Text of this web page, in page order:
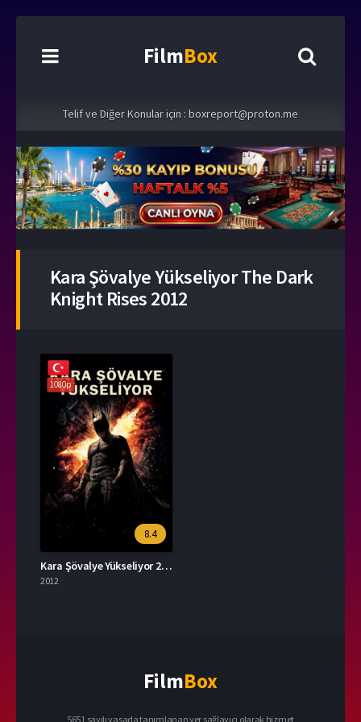
FilmBox
Telif ve Diğer Konular için : boxreport@proton.me
Kara Şövalye Yükseliyor The Dark
Knight Rises 2012
1080p
8.4
Kara Şövalye Yükseliyor 2012 – The Dark Knight Rises 1080p Turkce Dublaj izle
2012
FilmBox
5651 sayılı yasada tanımlanan yer sağlayıcı olarak hizmet